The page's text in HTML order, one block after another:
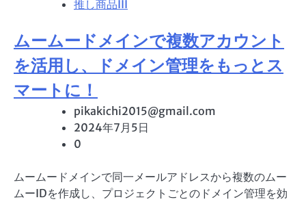
推し商品III
ムームードメインで複数アカウント
を活用し、ドメイン管理をもっとス
マートに！
pikakichi2015@gmail.com
2024年7月5日
0
ムームードメインで同一メールアドレスから複数のムー
ムーIDを作成し、プロジェクトごとのドメイン管理を効